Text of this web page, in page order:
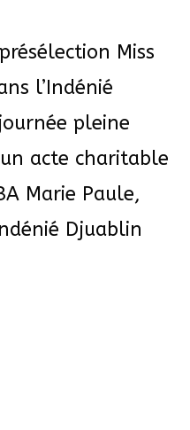
Miss
l’Indénié
pleine
acte charitable
Marie Paule,
Djuablin